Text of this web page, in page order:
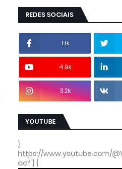
REDES SOCIAIS
1.1k
4.9k
3.2k
YOUTUBE
}
https://www.youtube.com/
adf } {